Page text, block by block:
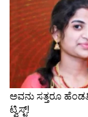
Image Credit :
ಕರ್ಕಾಟಕ ರಾಶಿ